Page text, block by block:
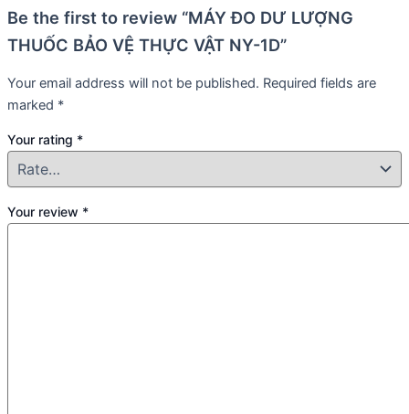
Be the first to review “MÁY ĐO DƯ LƯỢNG
THUỐC BẢO VỆ THỰC VẬT NY-1D”
Your email address will not be published. Required fields are
marked *
Your rating *
Your review *